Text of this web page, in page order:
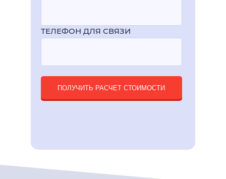
ТЕЛЕФОН ДЛЯ СВЯЗИ
ПОЛУЧИТЬ РАСЧЕТ СТОИМОСТИ